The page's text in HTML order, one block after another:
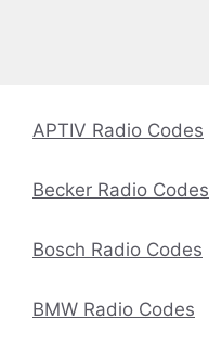
APTIV Radio Codes
Becker Radio Codes
Bosch Radio Codes
BMW Radio Codes